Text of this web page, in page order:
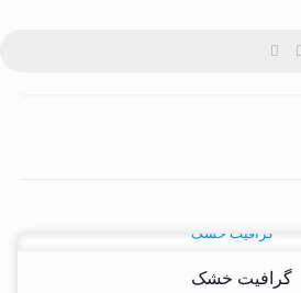
گرافیت خشک